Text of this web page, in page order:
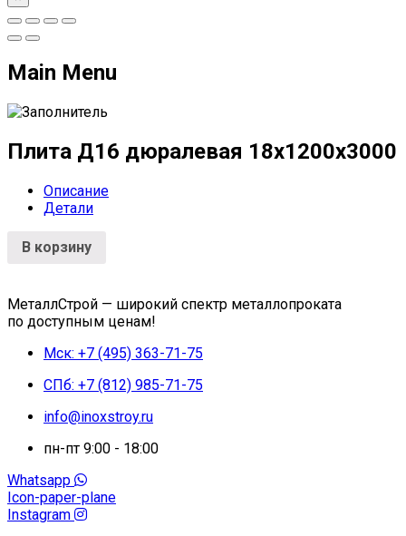
Main Menu
Плита Д16 дюралевая 18x1200x3000
Описание
Детали
В корзину
МеталлСтрой — широкий спектр металлопроката
по доступным ценам!
Мск: +7 (495) 363-71-75
СПб: +7 (812) 985-71-75
info@inoxstroy.ru
пн-пт 9:00 - 18:00
Whatsapp
Icon-paper-plane
Instagram